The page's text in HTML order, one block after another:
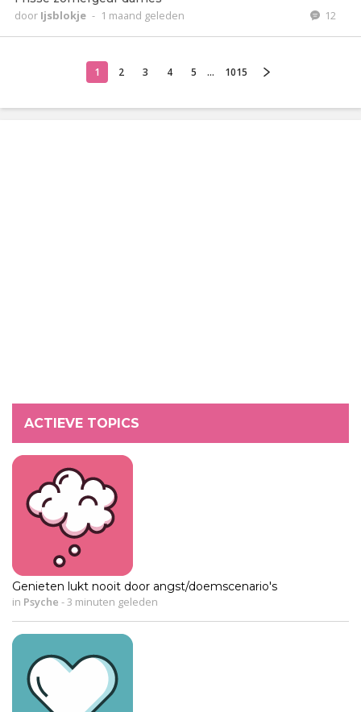
door Ijsblokje - 1 maand geleden 12
1 2 3 4 5 ... 1015
ACTIEVE TOPICS
Genieten lukt nooit door angst/doemscenario's
in Psyche - 3 minuten geleden